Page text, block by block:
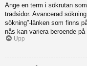
Ange en term i sökrutan
trådsidor. Avancerad
sökning”-länken som finns
nås kan variera beroende
Upp